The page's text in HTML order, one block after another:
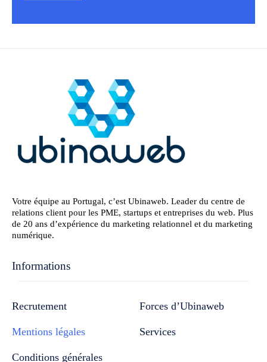
Votre équipe au Portugal, c’est Ubinaweb. Leader du centre de
relations client pour les PME, startups et entreprises du web. Plus
de 20 ans d’expérience du marketing relationnel et du marketing
numérique.
Informations
Recrutement
Mentions légales
Conditions générales
Forces d’Ubinaweb
Services